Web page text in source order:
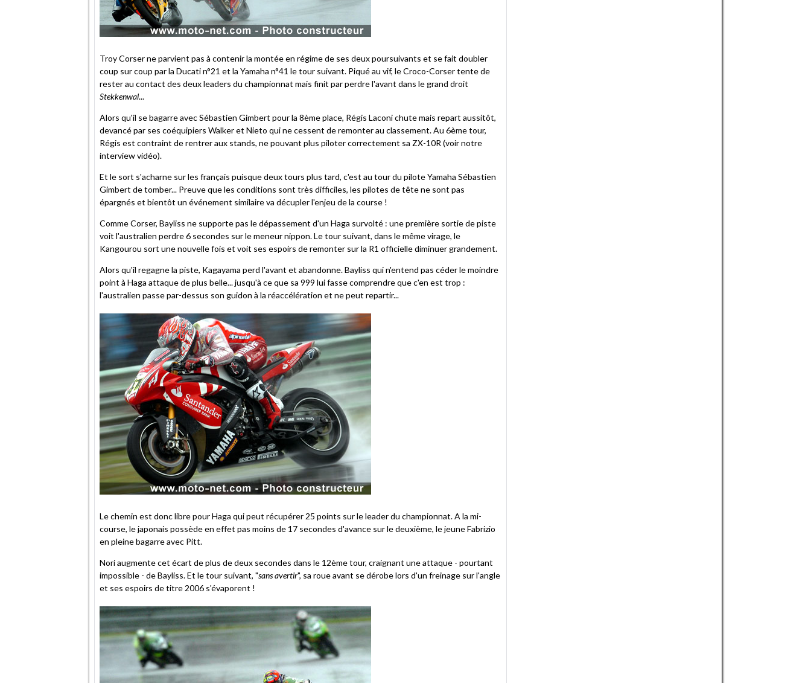
Troy Corser ne parvient pas à contenir la montée en régime de ses deux poursuivants et se fait doubler
coup sur coup par la Ducati n°21 et la Yamaha n°41 le tour suivant. Piqué au vif, le Croco-Corser tente de
rester au contact des deux leaders du championnat mais finit par perdre l'avant dans le grand droit
Stekkenwal...
Alors qu'il se bagarre avec Sébastien Gimbert pour la 8ème place, Régis Laconi chute mais repart aussitôt,
devancé par ses coéquipiers Walker et Nieto qui ne cessent de remonter au classement. Au 6ème tour,
Régis est contraint de rentrer aux stands, ne pouvant plus piloter correctement sa ZX-10R (voir notre
interview vidéo).
Et le sort s'acharne sur les français puisque deux tours plus tard, c'est au tour du pilote Yamaha Sébastien
Gimbert de tomber... Preuve que les conditions sont très difficiles, les pilotes de tête ne sont pas
épargnés et bientôt un événement similaire va décupler l'enjeu de la course !
Comme Corser, Bayliss ne supporte pas le dépassement d'un Haga survolté : une première sortie de piste
voit l'australien perdre 6 secondes sur le meneur nippon. Le tour suivant, dans le même virage, le
Kangourou sort une nouvelle fois et voit ses espoirs de remonter sur la R1 officielle diminuer grandement.
Alors qu'il regagne la piste, Kagayama perd l'avant et abandonne. Bayliss qui n'entend pas céder le moindre
point à Haga attaque de plus belle... jusqu'à ce que sa 999 lui fasse comprendre que c'en est trop :
l'australien passe par-dessus son guidon à la réaccélération et ne peut repartir...
Le chemin est donc libre pour Haga qui peut récupérer 25 points sur le leader du championnat. A la mi-
course, le japonais possède en effet pas moins de 17 secondes d'avance sur le deuxième, le jeune Fabrizio
en pleine bagarre avec Pitt.
Nori augmente cet écart de plus de deux secondes dans le 12ème tour, craignant une attaque - pourtant
impossible - de Bayliss. Et le tour suivant, "sans avertir", sa roue avant se dérobe lors d'un freinage sur l'angle
et ses espoirs de titre 2006 s'évaporent !